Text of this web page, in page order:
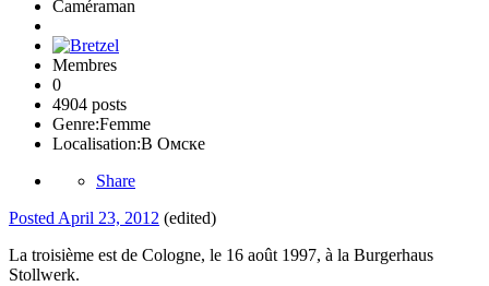
Caméraman
Membres
0
4904 posts
Genre:Femme
Localisation:В Омске
Share
Posted April 23, 2012 (edited)
La troisième est de Cologne, le 16 août 1997, à la Burgerhaus
Stollwerk.